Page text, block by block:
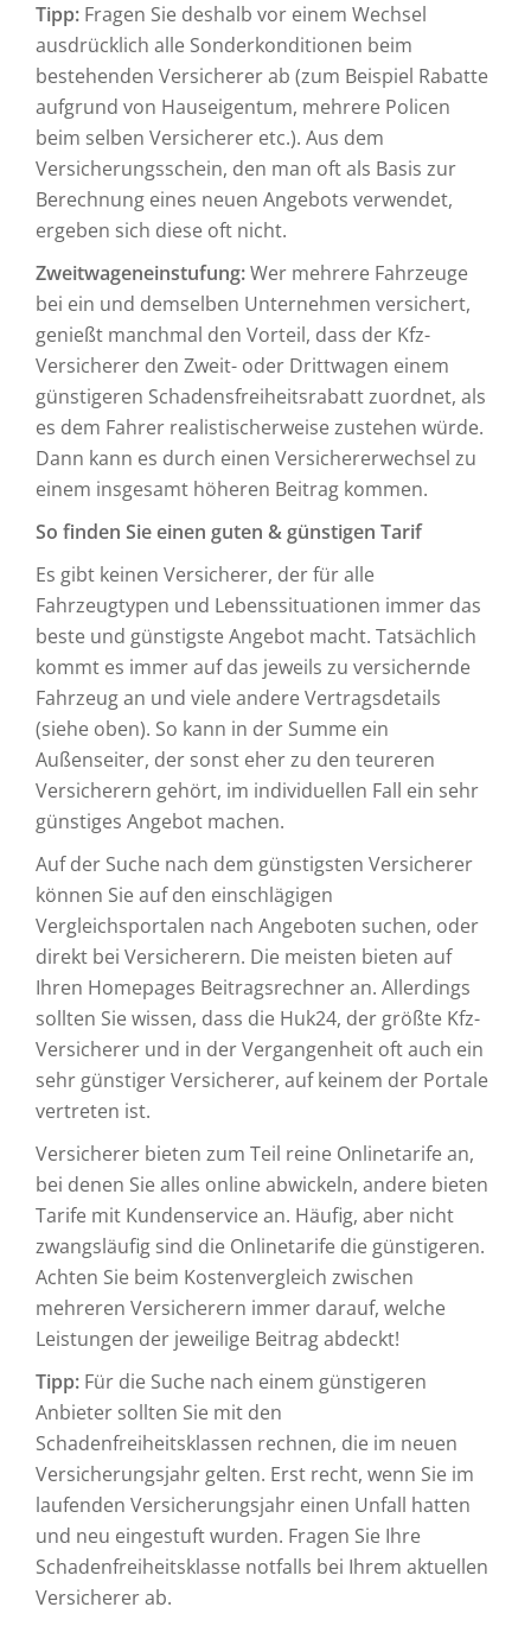
Tipp: Fragen Sie deshalb vor einem Wechsel
ausdrücklich alle Sonderkonditionen beim
bestehenden Versicherer ab (zum Beispiel Rabatte
aufgrund von Hauseigentum, mehrere Policen
beim selben Versicherer etc.). Aus dem
Versicherungsschein, den man oft als Basis zur
Berechnung eines neuen Angebots verwendet,
ergeben sich diese oft nicht.
Zweitwageneinstufung:Wer mehrere Fahrzeuge
bei ein und demselben Unternehmen versichert,
genießt manchmal den Vorteil, dass der Kfz-
Versicherer den Zweit- oder Drittwagen einem
günstigeren Schadensfreiheitsrabatt zuordnet, als
es dem Fahrer realistischerweise zustehen würde.
Dann kann es durch einen Versichererwechsel zu
einem insgesamt höheren Beitrag kommen.
So finden Sie einen guten & günstigen Tarif
Es gibt keinen Versicherer, der für alle
Fahrzeugtypen und Lebenssituationen immer das
beste und günstigste Angebot macht. Tatsächlich
kommt es immer auf das jeweils zu versichernde
Fahrzeug an und viele andere Vertragsdetails
(siehe oben). So kann in der Summe ein
Außenseiter, der sonst eher zu den teureren
Versicherern gehört, im individuellen Fall ein sehr
günstiges Angebot machen.
Auf der Suche nach dem günstigsten Versicherer
können Sie auf den einschlägigen
Vergleichsportalen nach Angeboten suchen, oder
direkt bei Versicherern. Die meisten bieten auf
Ihren Homepages Beitragsrechner an. Allerdings
sollten Sie wissen, dass die Huk24, der größte Kfz-
Versicherer und in der Vergangenheit oft auch ein
sehr günstiger Versicherer, auf keinem der Portale
vertreten ist.
Versicherer bieten zum Teil reine Onlinetarife an,
bei denen Sie alles online abwickeln, andere bieten
Tarife mit Kundenservice an. Häufig, aber nicht
zwangsläufig sind die Onlinetarife die günstigeren.
Achten Sie beim Kostenvergleich zwischen
mehreren Versicherern immer darauf, welche
Leistungen der jeweilige Beitrag abdeckt!
Tipp: Für die Suche nach einem günstigeren
Anbieter sollten Sie mit den
Schadenfreiheitsklassen rechnen, die im neuen
Versicherungsjahr gelten. Erst recht, wenn Sie im
laufenden Versicherungsjahr einen Unfall hatten
und neu eingestuft wurden. Fragen Sie Ihre
Schadenfreiheitsklasse notfalls bei Ihrem aktuellen
Versicherer ab.